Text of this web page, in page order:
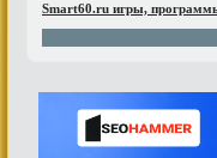
Smart60.ru игры,